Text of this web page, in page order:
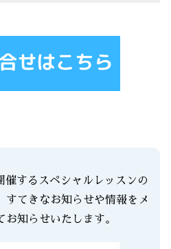
するスペシャルレッスンの
すてきなお知らせや情報をメ
お知らせいたします。